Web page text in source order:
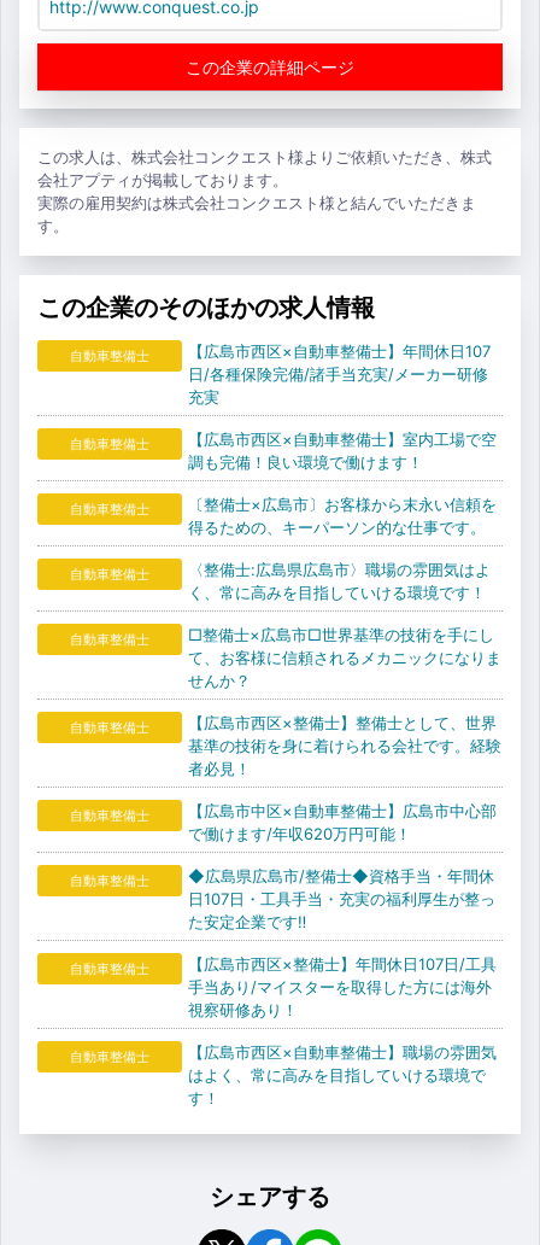
http://www.conquest.co.jp
この企業の詳細ページ
この求人は、株式会社コンクエスト様よりご依頼いただき、株式
会社アプティが掲載しております。
実際の雇用契約は株式会社コンクエスト様と結んでいただきま
す。
この企業のそのほかの求人情報
自動車整備士
【広島市西区×自動車整備士】年間休日107
日/各種保険完備/諸手当充実/メーカー研修
充実
自動車整備士
【広島市西区×自動車整備士】室内工場で空
調も完備！良い環境で働けます！
自動車整備士
〔整備士×広島市〕お客様から末永い信頼を
得るための、キーパーソン的な仕事です。
自動車整備士
〈整備士:広島県広島市〉職場の雰囲気はよ
く、常に高みを目指していける環境です！
自動車整備士
□整備士×広島市□世界基準の技術を手にし
て、お客様に信頼されるメカニックになりま
せんか？
自動車整備士
【広島市西区×整備士】整備士として、世界
基準の技術を身に着けられる会社です。経験
者必見！
自動車整備士
【広島市中区×自動車整備士】広島市中心部
で働けます/年収620万円可能！
自動車整備士
◆広島県広島市/整備士◆資格手当・年間休
日107日・工具手当・充実の福利厚生が整っ
た安定企業です‼
自動車整備士
【広島市西区×整備士】年間休日107日/工具
手当あり/マイスターを取得した方には海外
視察研修あり！
自動車整備士
【広島市西区×自動車整備士】職場の雰囲気
はよく、常に高みを目指していける環境で
す！
シェアする